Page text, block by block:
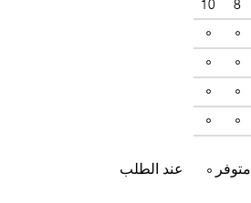
8
10
متوفر عند الطلب